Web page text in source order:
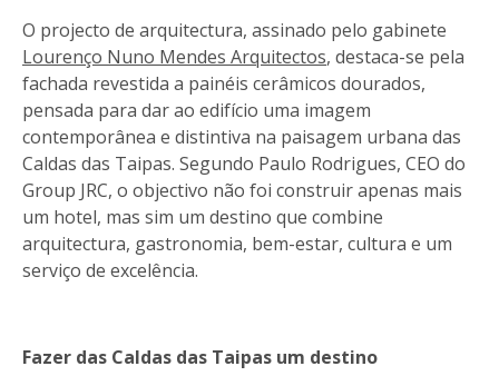
O projecto de arquitectura, assinado pelo gabinete
Lourenço Nuno Mendes Arquitectos, destaca-se pela
fachada revestida a painéis cerâmicos dourados,
pensada para dar ao edifício uma imagem
contemporânea e distintiva na paisagem urbana das
Caldas das Taipas. Segundo Paulo Rodrigues, CEO do
Group JRC, o objectivo não foi construir apenas mais
um hotel, mas sim um destino que combine
arquitectura, gastronomia, bem-estar, cultura e um
serviço de excelência.
Fazer das Caldas das Taipas um destino